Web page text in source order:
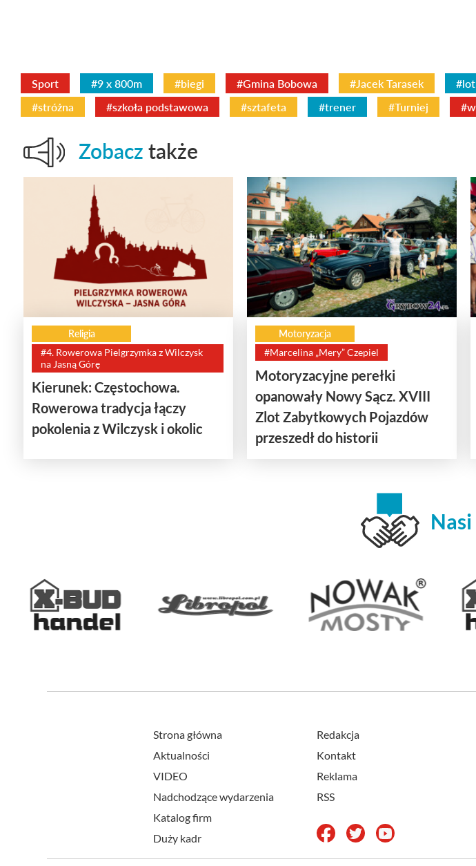
Sport #9 x 800m #biegi #Gmina Bobowa #Jacek Tarasek
#stróżna
#szkoła podstawowa #sztafeta #trener #Turniej
Zobacz także
Religia
#4. Rowerowa Pielgrzymka z Wilczysk
na Jasną Górę
Kierunek: Częstochowa.
Rowerowa tradycja łączy
pokolenia z Wilczysk i okolic
Motoryzacja
#Marcelina „Mery” Czepiel
Motoryzacyjne perełki
opanowały Nowy Sącz. XVIII
Zlot Zabytkowych Pojazdów
przeszedł do historii
Nasi
Strona główna
Aktualności
VIDEO
Nadchodzące wydarzenia
Katalog firm
Duży kadr
Redakcja
Kontakt
Reklama
RSS